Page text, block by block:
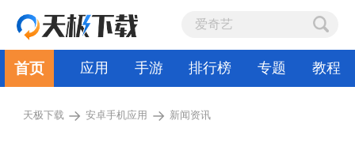
首页 应用 手游 排行榜 专题 教程
天极下载 → 安卓手机应用 → 新闻资讯